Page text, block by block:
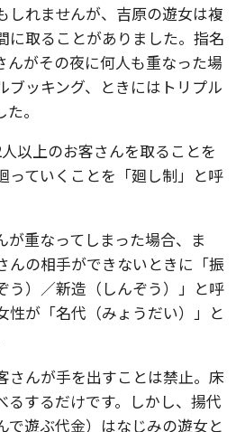
しれませんが、吉原の遊女は複
に取ることがありました。指名
んがその夜に何人も重なった場
ブッキング、ときにはトリプル
。
以上のお客さんを取ることを
っていくことを「廻し制」と呼
が重なってしまった場合、ま
んの相手ができないときに「振
う）／新造（しんぞう）」と呼
性が「名代（みょうだい）」と
さんが手を出すことは禁止。床
るするだけです。しかし、揚代
で遊ぶ代金）はなじみの遊女と